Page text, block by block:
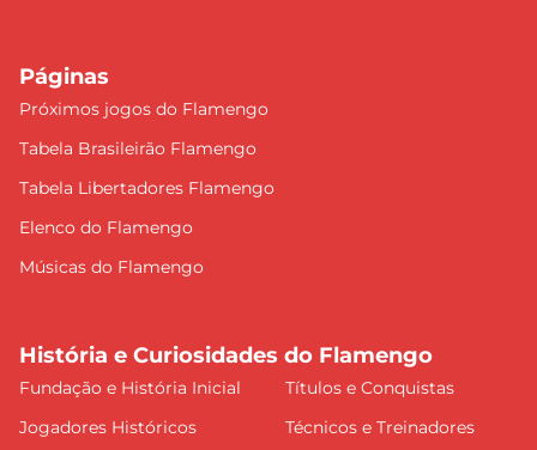
Páginas
Próximos jogos do Flamengo
Tabela Brasileirão Flamengo
Tabela Libertadores Flamengo
Elenco do Flamengo
Músicas do Flamengo
História e Curiosidades do Flamengo
Fundação e História Inicial
Títulos e Conquistas
Jogadores Históricos
Técnicos e Treinadores